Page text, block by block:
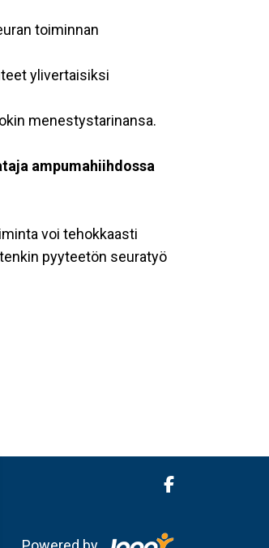
toiminnan
ylivertaisiksi
menestystarinansa.
ampumahiihdossa
voi tehokkaasti
pyyteetön seuratyö